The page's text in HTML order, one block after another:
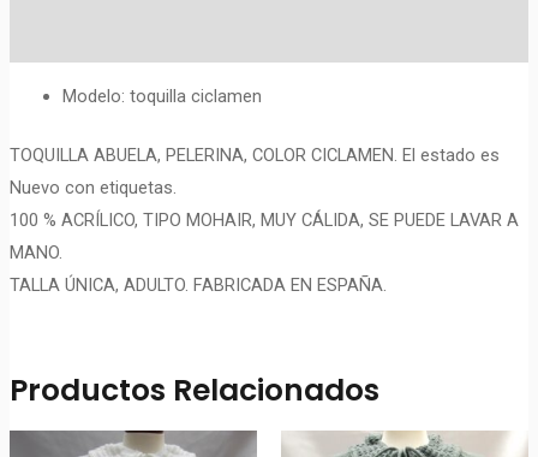
Modelo: toquilla ciclamen
TOQUILLA ABUELA, PELERINA, COLOR CICLAMEN. El estado es
Nuevo con etiquetas.
100 % ACRÍLICO, TIPO MOHAIR, MUY CÁLIDA, SE PUEDE LAVAR A
MANO.
TALLA ÚNICA, ADULTO. FABRICADA EN ESPAÑA.
Productos Relacionados